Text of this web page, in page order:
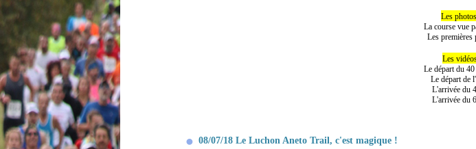
Les
La course vue
Les premières
Les
Le départ du
Le départ de
L'arrivée du
L'arrivée du
08/07/18 Le Luchon Aneto Trail, c'est magique !